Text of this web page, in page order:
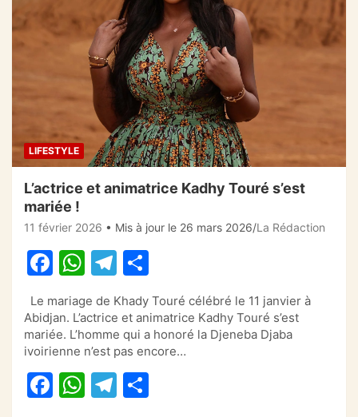
LIFESTYLE
L’actrice et animatrice Kadhy Touré s’est
mariée !
11 février 2026 • Mis à jour le 26 mars 2026 La Rédaction
F
c
e
b
o
W
at
s
A
p
T
el
e
gr
a
m
ar
ta
g
er
Le mariage de Khady Touré célébré le 11 janvier à
Abidjan. L’actrice et animatrice Kadhy Touré s’est
mariée. L’homme qui a honoré la Djeneba Djaba
ivoirienne n’est pas encore…
F
W T